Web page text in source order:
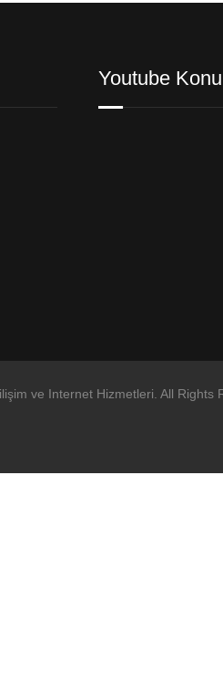
Youtube
ve Internet Hizmetleri. All Rights